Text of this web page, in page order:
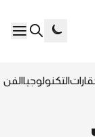
التكنولوجياالفن